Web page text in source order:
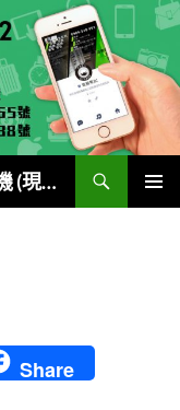
Just Sell iPhone – 快速賣掉蘋果手機 (現金交易)
Share